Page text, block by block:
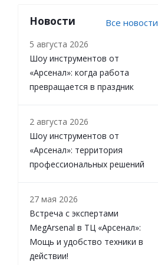
Новости Все новости
5 августа 2026
Шоу инструментов от
«Арсенал»: когда работа
превращается в праздник
2 августа 2026
Шоу инструментов от
«Арсенал»: территория
профессиональных решений
27 мая 2026
Встреча с экспертами
MegArsenal в ТЦ «Арсенал»:
Мощь и удобство техники в
действии!